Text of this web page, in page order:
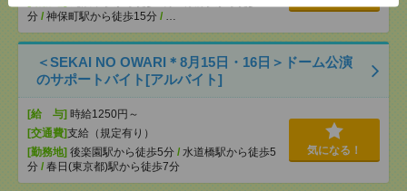
分 / 神保町駅から徒歩15分 / …
＜SEKAI NO OWARI＊8月15日・16日＞ドーム公演
のサポートバイト[アルバイト]
[給 与] 時給1250円～
[交通費]支給（規定有り）
[勤務地] 後楽園駅から徒歩5分 / 水道橋駅から徒歩5
分 / 春日(東京都)駅から徒歩7分
気になる！